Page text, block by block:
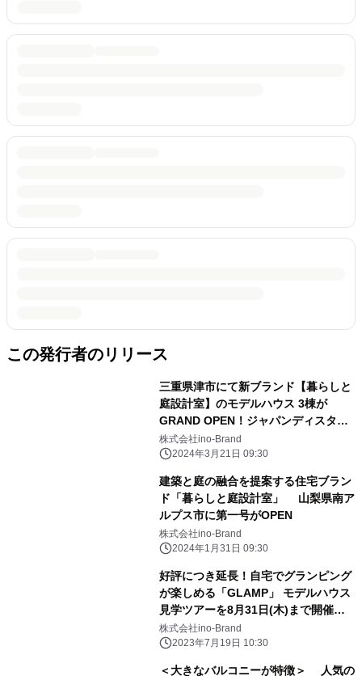
この発行者のリリース
三重県津市にて新ブランド【暮らしと
庭設計室】のモデルハウス 3棟が
GRAND OPEN！ジャパンディスタイ
ル「nor.(ノル)」 2024年3月23日(土)
～完成見学会開催
株式会社ino-Brand
2024年3月21日 09:30
建築と庭の融合を提案する住宅ブラン
ド「暮らしと庭設計室」 山梨県南ア
ルプス市に第一号がOPEN
株式会社ino-Brand
2024年1月31日 09:30
好評につき延長！自宅でグランピング
が楽しめる「GLAMP」 モデルハウス
見学ツアーを8月31日(木)まで開催
～遠方からの来場に対しても交通費サ
ポートで対応～
株式会社ino-Brand
2023年7月19日 10:30
＜大きなバルコニーが特徴＞ 人気の